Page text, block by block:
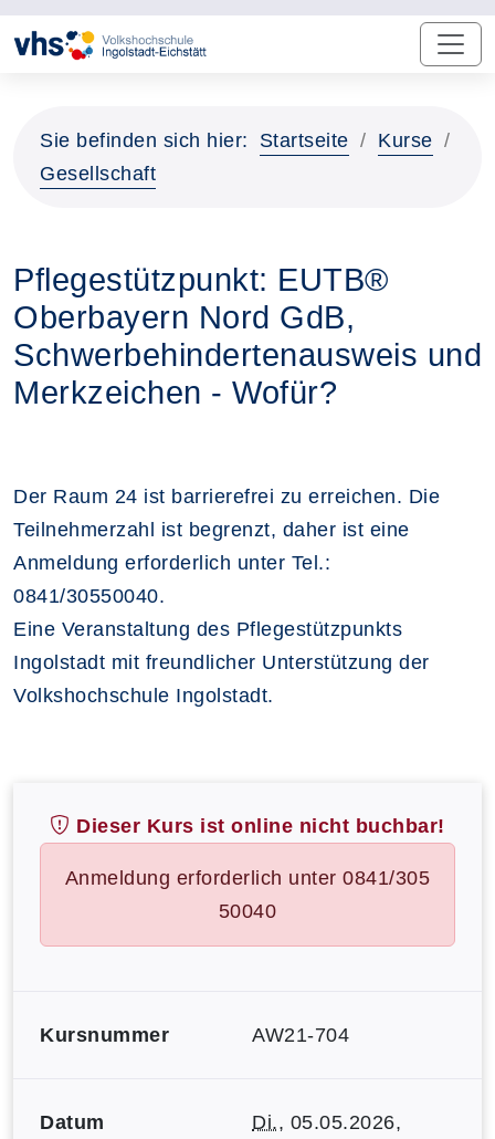
Sie befinden sich hier: Startseite
Kurse
Gesellschaft
Pflegestützpunkt: EUTB®
Oberbayern Nord GdB,
Schwerbehindertenausweis und
Merkzeichen - Wofür?
Der Raum 24 ist barrierefrei zu erreichen. Die
Teilnehmerzahl ist begrenzt, daher ist eine
Anmeldung erforderlich unter Tel.:
0841/30550040.
Eine Veranstaltung des Pflegestützpunkts
Ingolstadt mit freundlicher Unterstützung der
Volkshochschule Ingolstadt.
Dieser Kurs ist online nicht buchbar!
Anmeldung erforderlich unter 0841/305
50040
Kursnummer AW21-704
Datum Di., 05.05.2026,